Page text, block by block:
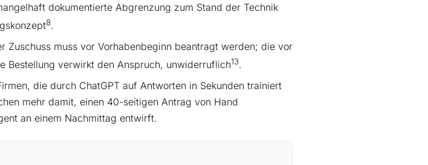
dokumentierte Abgrenzung zum Stand der Technik
8.
Zuschuss muss vor Vorhabenbeginn beantragt werden; die vor
Bestellung verwirkt den Anspruch, unwiderruflich13.
die durch ChatGPT auf Antworten in Sekunden trainiert
mehr damit, einen 40-seitigen Antrag von Hand
an einem Nachmittag entwirft.